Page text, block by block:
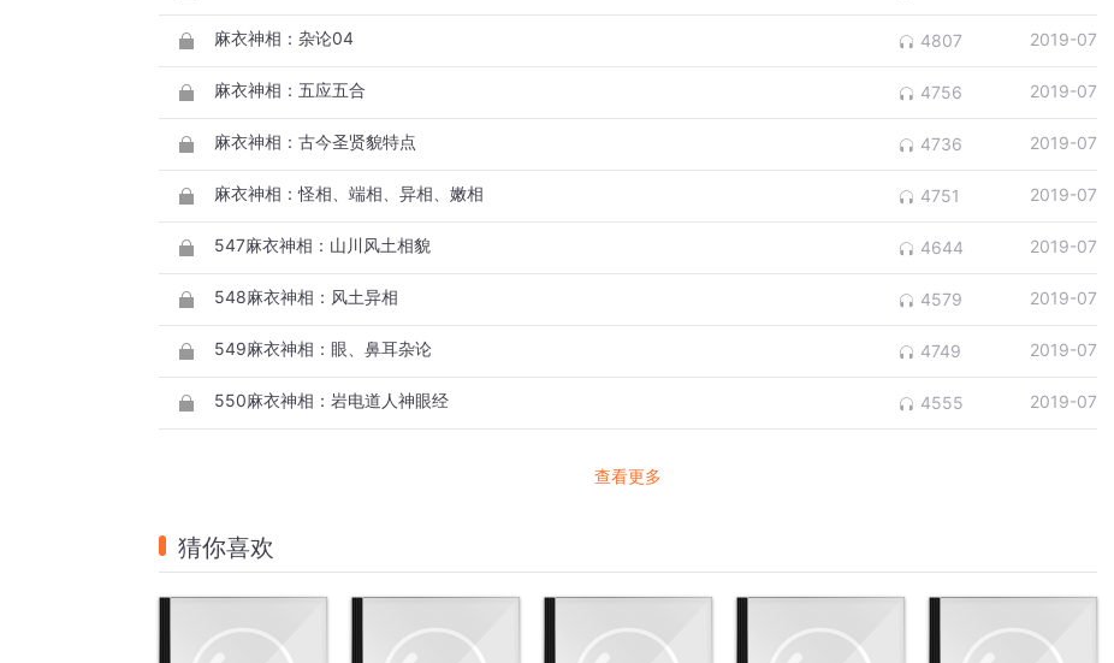
麻衣神相：杂论04 4807 2019-07
麻衣神相：五应五合 4756 2019-07
麻衣神相：古今圣贤貌特点 4736 2019-07
麻衣神相：怪相、端相、异相、嫩相 4751 2019-07
547麻衣神相：山川风土相貌 4644 2019-07
548麻衣神相：风土异相 4579 2019-07
549麻衣神相：眼、鼻耳杂论 4749 2019-07
550麻衣神相：岩电道人神眼经 4555 2019-07
查看更多
猜你喜欢